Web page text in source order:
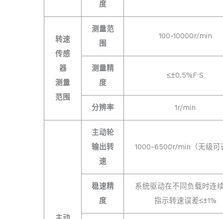
度
转速
传感
器
测量
范围
测量范
围
100-10000r/min
测量精
度
≤±0.5%F·S
分辨率 1r/min
主动轮
输出转
速
1000-6500r/min（无级可
稳速精
度
系统驱动在不同负载时连
指示转速误差≤±1%